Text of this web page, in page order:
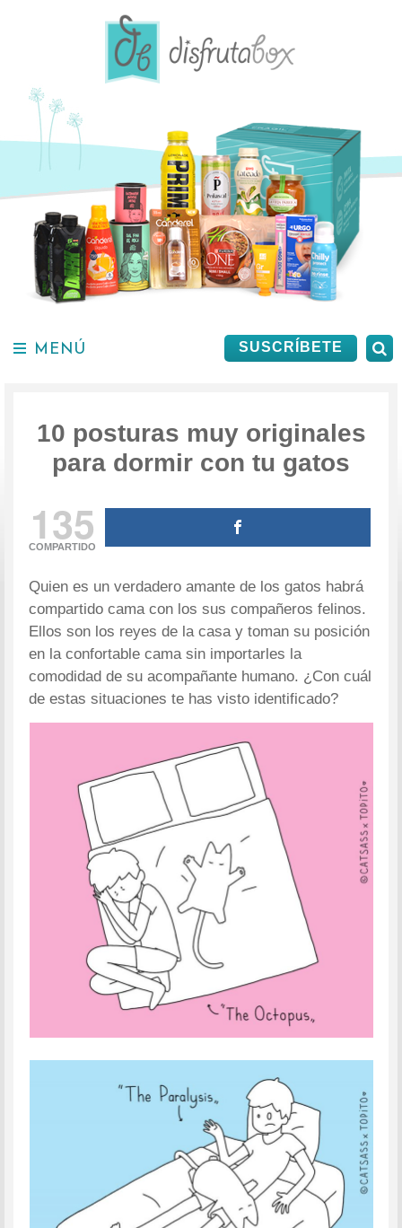
SUSCRÍBETE
MENÚ
10 posturas muy originales
para dormir con tu gatos
135
COMPARTIDO
Quien es un verdadero amante de los gatos habrá
compartido cama con los sus compañeros felinos.
Ellos son los reyes de la casa y toman su posición
en la confortable cama sin importarles la
comodidad de su acompañante humano. ¿Con cuál
de estas situaciones te has visto identificado?